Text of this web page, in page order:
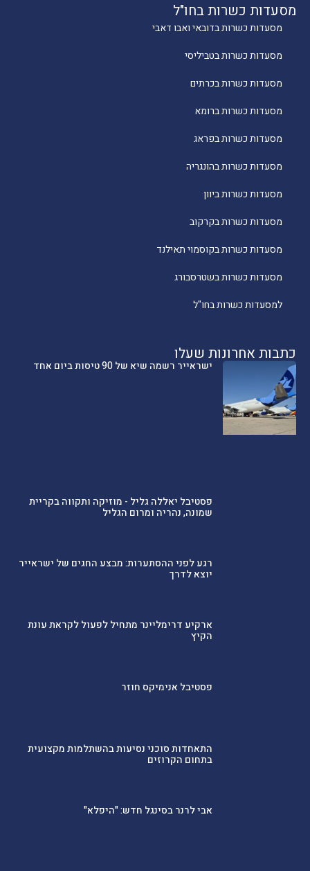
כתבות אחרונות שעלו
ישראייר רשמה שיא של 90 טיסות ביום אחד
פסטיבל יאללה גליל - מוזיקה ותקווה בקריית
שמונה, נהריה ומרום הגליל
רגע לפני ההסתערות: מבצע החגים של ישראייר
יוצא לדרך
ארקיע דרימליינר מתחיל לפעול לקראת עונת
הקיץ
פסטיבל אנימיקס חוזר
התאחדות סוכני נסיעות בהשתלמות מקצועית
בתחום הקרוזים
אבי לרנר בסינגל חדש: "היפלא"
מסעדות כשרות בחו"ל
מסעדות כשרות בדובאי ואבו דאבי
מסעדות כשרות בטביליסי
מסעדות כשרות בכרתים
מסעדות כשרות ברומא
מסעדות כשרות בפראג
מסעדות כשרות בהונגריה
מסעדות כשרות ביוון
מסעדות כשרות בקרקוב
מסעדות כשרות בקוסמוי תאילנד
מסעדות כשרות בשטרסבורג
למסעדות כשרות בחו"ל